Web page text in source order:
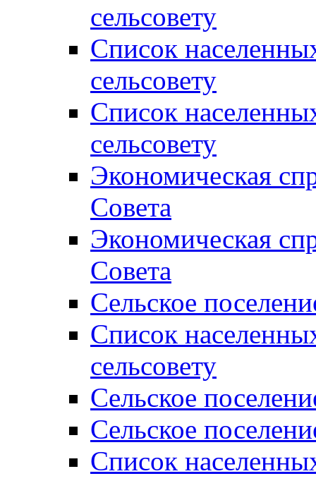
сельсовету
Список
сельсовету
Список
сельсовету
Экономическая
Совета
Экономическая
Совета
Сельское
Список
сельсовету
Сельское
Сельское
Список